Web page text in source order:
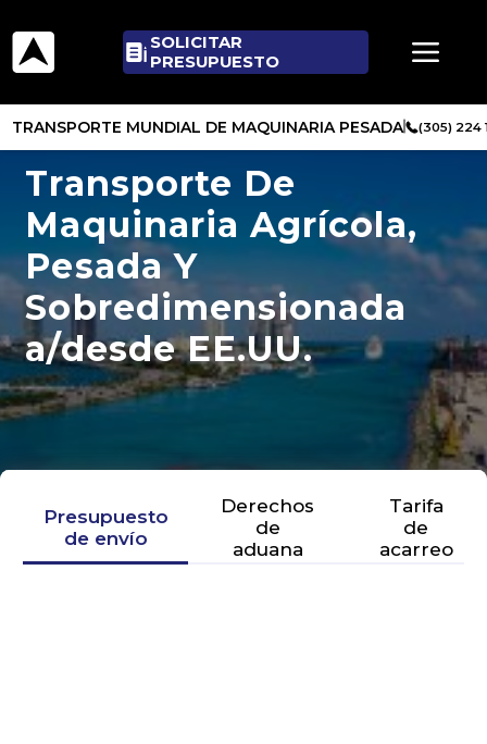
SOLICITAR
PRESUPUESTO
TRANSPORTE MUNDIAL DE MAQUINARIA PESADA (305) 224
Transporte De
Maquinaria Agrícola,
Pesada Y
Sobredimensionada
a/desde EE.UU.
Presupuesto
de envío
Derechos
de
aduana
Tarifa
de
acarreo